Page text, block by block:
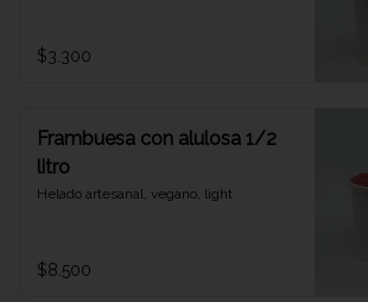
$3.300
Frambuesa con alulosa 1/2
litro
Helado artesanal, vegano, light
$8.500